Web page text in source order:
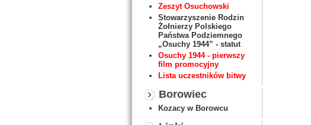
Zeszyt Osuchowski
Stowarzyszenie Rodzin
Żołnierzy Polskiego
Państwa Podziemnego
„Osuchy 1944” - statut
Osuchy 1944 - pierwszy
film promocyjny
Lista uczestników bitwy
Borowiec
Kozacy w Borowcu